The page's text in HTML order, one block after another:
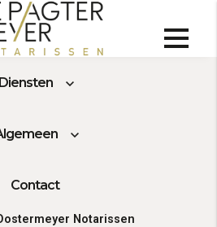
Over ons
Diensten
Contact
Notarissen